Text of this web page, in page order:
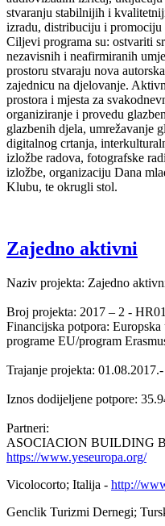
stvaranju stabilnijih i
izradu, distribuciju i
Ciljevi programa su: ostvariti
nezavisnih i neafirmiranih
prostoru stvaraju nova
zajednicu na djelovanje.
prostora i mjesta za
organiziranje i provedu
glazbenih djela, umrežavanje
digitalnog crtanja,
izložbe radova, fotografske
izložbe, organizaciju Dana
Klubu, te okrugli stol.
Zajedno aktivni
Naziv projekta: Zajedno
Broj projekta: 2017 – 2 -
Financijska potpora:
programe EU/program
Trajanje projekta:
Iznos dodijeljene potpore:
Partneri:
ASOCIACION BUILDING
https://www.yeseuropa.org/
Vicolocorto; Italija - http://
Genclik Turizmi Dernegi;